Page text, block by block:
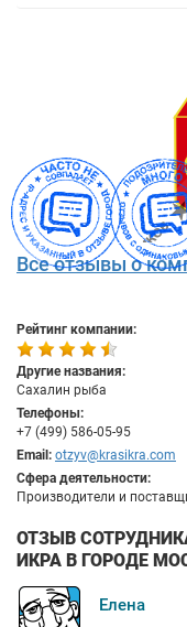
Все отзывы о
Рейтинг компании:
Другие названия:
Сахалин рыба
Телефоны:
+7 (499) 586-05-95
Email: otzyv@krasikra.com
Сфера деятельности:
Производители и
ОТЗЫВ
ИКРА В ГОРОДЕ
Елена